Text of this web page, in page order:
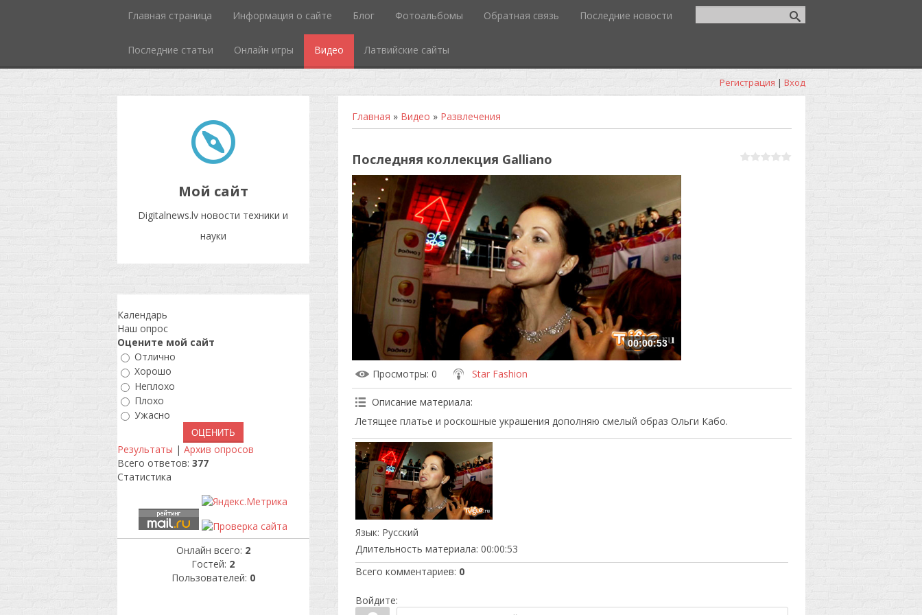
Главная страница Информация о сайте Блог Фотоальбомы Обратная связь Последние новости
Последние статьи Онлайн игры Видео Латвийские сайты
Регистрация | Вход
Мой сайт
Digitalnews.lv новости техники и
науки
Главная » Видео » Развлечения
Последняя коллекция Galliano
00:00:53
Просмотры: 0 Star Fashion
Описание материала:
Летящее платье и роскошные украшения дополняю смелый образ Ольги Кабо.
Язык: Русский
Длительность материала: 00:00:53
Всего комментариев: 0
Войдите:
Календарь
Наш опрос
Оцените мой сайт
Отлично
Хорошо
Неплохо
Плохо
Ужасно
Результаты | Архив опросов
Всего ответов: 377
Статистика
Онлайн всего: 2
Гостей: 2
Пользователей: 0